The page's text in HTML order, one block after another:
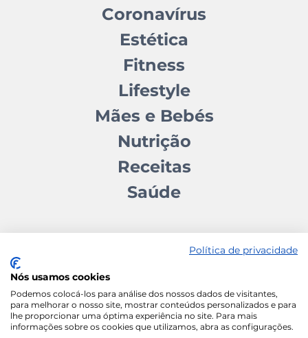
Coronavírus
Estética
Fitness
Lifestyle
Mães e Bebés
Nutrição
Receitas
Saúde
Contactos Quem somos Autores
Estatuto Editorial
Ficha Técnica
Manifesto
Política de privacidade
Nós usamos cookies
Podemos colocá-los para análise dos nossos dados de visitantes,
para melhorar o nosso site, mostrar conteúdos personalizados e para
lhe proporcionar uma óptima experiência no site. Para mais
informações sobre os cookies que utilizamos, abra as configurações.